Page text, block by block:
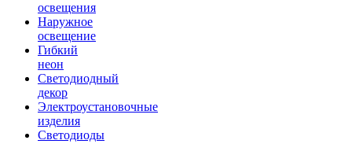
освещения
Наружное
освещение
Гибкий
неон
Светодиодный
декор
Электроустановочные
изделия
Светодиоды